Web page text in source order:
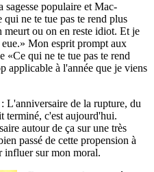
sagesse populaire et Mac-
qui ne te tue pas te rend plus
meurt ou on en reste idiot. Et je
Mon esprit prompt aux
Ce qui ne te tue pas te rend
applicable à l'année que je viens
: L'anniversaire de la rupture, du
terminé, c'est aujourd'hui.
autour de ça sur une très
passé de cette propension à
influer sur mon moral.